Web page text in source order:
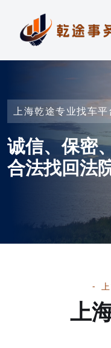
上海乾途专业找车平
诚信、保密
合法找回法
上